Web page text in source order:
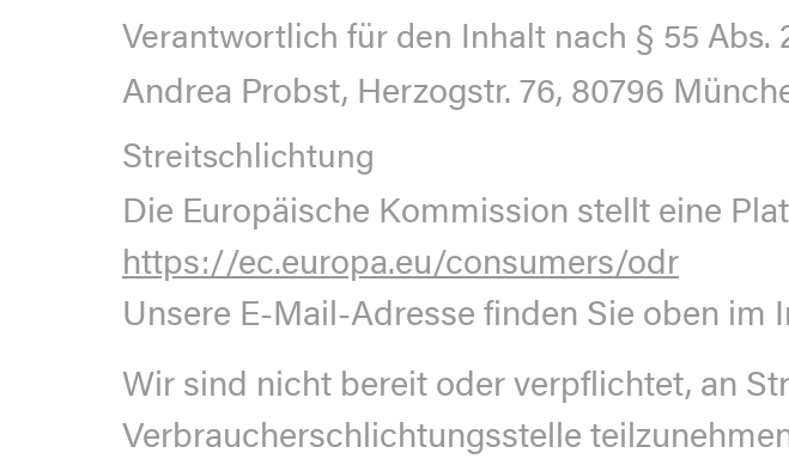
Verantwortlich für den Inhalt nach § 55 Abs.
Andrea Probst, Herzogstr. 76, 80796
Streitschlichtung
Die Europäische Kommission stellt eine
https://ec.europa.eu/consumers/odr
Unsere E-Mail-Adresse finden Sie oben im
Wir sind nicht bereit oder verpflichtet, an
Verbraucherschlichtungsstelle